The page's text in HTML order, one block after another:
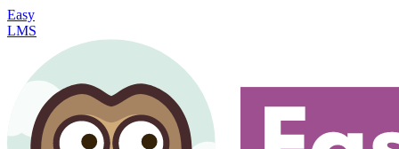
Easy
LMS